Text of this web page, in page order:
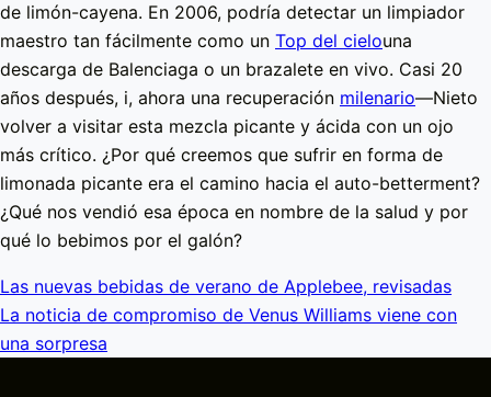
de limón-cayena. En 2006, podría detectar un limpiador
maestro tan fácilmente como un Top del cielouna
descarga de Balenciaga o un brazalete en vivo. Casi 20
años después, i, ahora una recuperación milenario—Nieto
volver a visitar esta mezcla picante y ácida con un ojo
más crítico. ¿Por qué creemos que sufrir en forma de
limonada picante era el camino hacia el auto-betterment?
¿Qué nos vendió esa época en nombre de la salud y por
qué lo bebimos por el galón?
Las nuevas bebidas de verano de Applebee, revisadas
La noticia de compromiso de Venus Williams viene con
una sorpresa